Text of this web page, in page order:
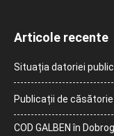
Articole recente
Situația datoriei
Publicații de
COD GALBEN în